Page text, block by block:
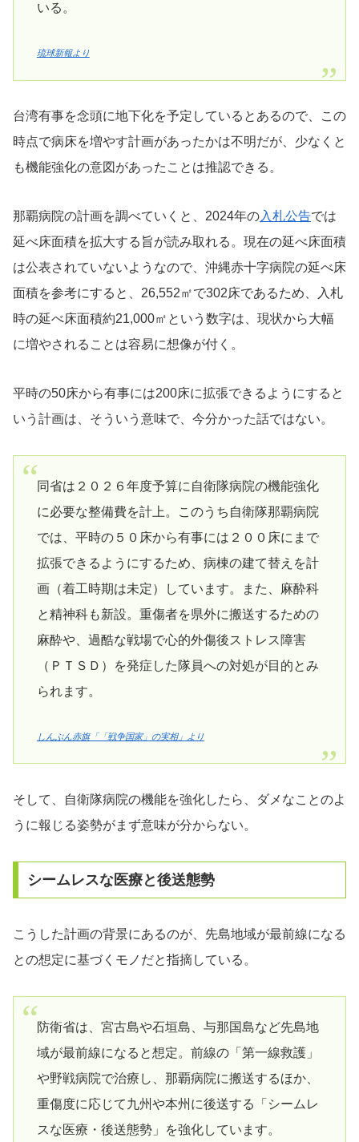
いる。
琉球新報より
台湾有事を念頭に地下化を予定しているとあるので、この
時点で病床を増やす計画があったかは不明だが、少なくと
も機能強化の意図があったことは推認できる。
那覇病院の計画を調べていくと、2024年の入札公告では
延べ床面積を拡大する旨が読み取れる。現在の延べ床面積
は公表されていないようなので、沖縄赤十字病院の延べ床
面積を参考にすると、26,552㎡で302床であるため、入札
時の延べ床面積約21,000㎡という数字は、現状から大幅
に増やされることは容易に想像が付く。
平時の50床から有事には200床に拡張できるようにすると
いう計画は、そういう意味で、今分かった話ではない。
同省は２０２６年度予算に自衛隊病院の機能強化
に必要な整備費を計上。このうち自衛隊那覇病院
では、平時の５０床から有事には２００床にまで
拡張できるようにするため、病棟の建て替えを計
画（着工時期は未定）しています。また、麻酔科
と精神科も新設。重傷者を県外に搬送するための
麻酔や、過酷な戦場で心的外傷後ストレス障害
（ＰＴＳＤ）を発症した隊員への対処が目的とみ
られます。
しんぶん赤旗「「戦争国家」の実相」より
そして、自衛隊病院の機能を強化したら、ダメなことのよ
うに報じる姿勢がまず意味が分からない。
シームレスな医療と後送態勢
こうした計画の背景にあるのが、先島地域が最前線になる
との想定に基づくモノだと指摘している。
防衛省は、宮古島や石垣島、与那国島など先島地
域が最前線になると想定。前線の「第一線救護」
や野戦病院で治療し、那覇病院に搬送するほか、
重傷度に応じて九州や本州に後送する「シームレ
スな医療・後送態勢」を強化しています。